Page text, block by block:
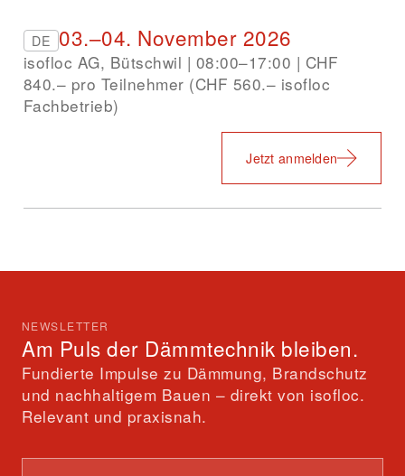
DE 03.–04. November 2026
isofloc AG, Bütschwil | 08:00–17:00 | CHF
840.– pro Teilnehmer (CHF 560.– isofloc
Fachbetrieb)
Jetzt anmelden
NEWSLETTER
Am Puls der Dämmtechnik bleiben.
Fundierte Impulse zu Dämmung, Brandschutz
und nachhaltigem Bauen – direkt von isofloc.
Relevant und praxisnah.